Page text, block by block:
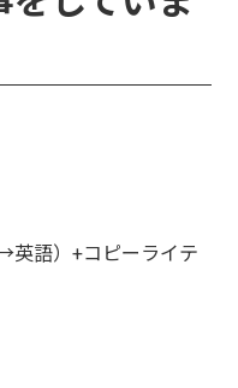
英語）+コピーライテ